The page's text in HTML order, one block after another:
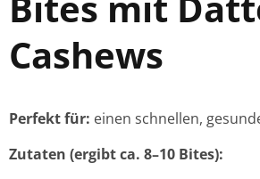
Cashews
Perfekt für: einen schnellen,
Zutaten (ergibt ca. 8–10 Bites):